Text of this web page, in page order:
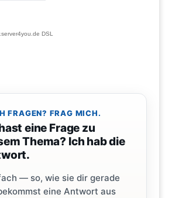
DSL
FRAGEN? FRAG MICH.
eine Frage zu
Thema? Ich hab die
— so, wie sie dir gerade
eine Antwort aus